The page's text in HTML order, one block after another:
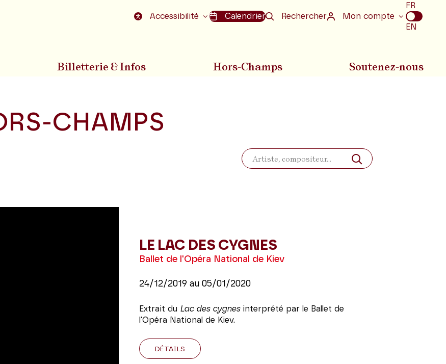
Aller au pied de la page Accessibilité Calendrier Rechercher Mon compte
Choix
de
la
FR
EN
Billetterie & Infos Hors-Champs Soutenez-nous
CHAMPS
Rechercher
LE LAC DES CYGNES
Ballet de l'Opéra National de Kiev
24/12/2019au 05/01/2020
Extrait du Lac des cygnesinterprété par le Ballet de
l'Opéra National de Kiev.
DÉTAILS